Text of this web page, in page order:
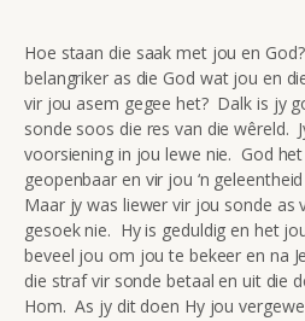
Hoe staan die saak met jou en
belangriker as die God wat jou en
vir jou asem gegee het? Dalk is jy
sonde soos die res van die wêreld.
voorsiening in jou lewe nie. God
geopenbaar en vir jou ‘n
Maar jy was liewer vir jou sonde as
gesoek nie. Hy is geduldig en het
beveel jou om jou te bekeer en na
die straf vir sonde betaal en uit die
Hom. As jy dit doen Hy jou